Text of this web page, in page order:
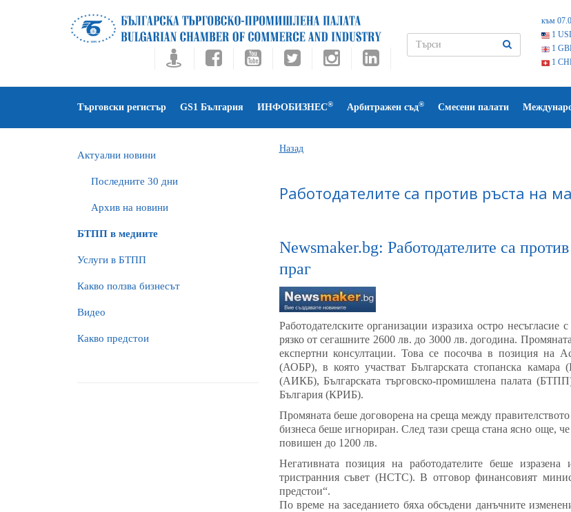
към
1
1
1
Търговски регистър GS1 България ИНФОБИЗНЕС® Арбитражен съд® Смесени палати
Актуални новини
Последните 30 дни
Архив на новини
БTПП в медиите
Услуги в БТПП
Какво ползва бизнесът
Видео
Какво предстои
Назад
Работодателите са против ръста на
Newsmaker.bg: Работодателите са
праг
Работодателските организации изразиха остро
рязко от сегашните 2600 лв. до 3000 лв. догодина.
експертни консултации. Това се посочва в позиция на
(АОБР), в която участват Българската стопанска
(АИКБ), Българската търговско-промишлена палата
България (КРИБ).
Промяната беше договорена на среща между
бизнеса беше игнориран. След тази среща стана ясно още,
повишен до 1200 лв.
Негативната позиция на работодателите беше
тристранния съвет (НСТС). В отговор финансовият
предстои“.
По време на заседанието бяха обсъдени данъчните